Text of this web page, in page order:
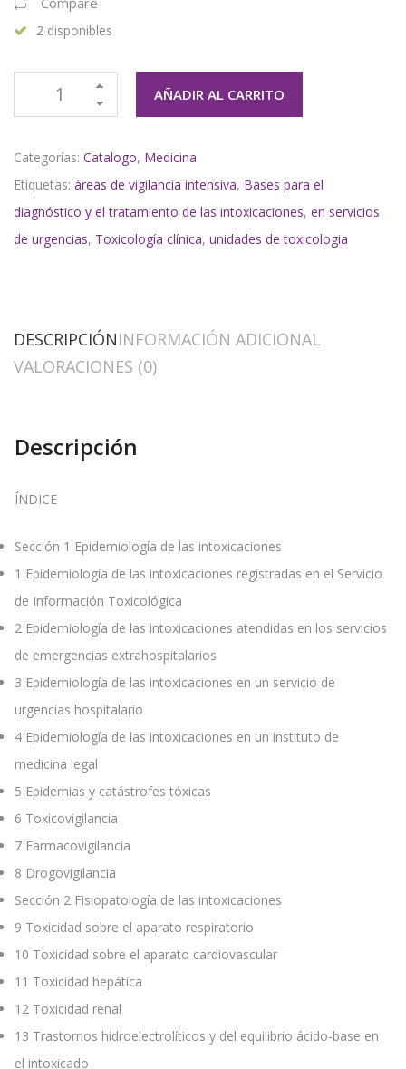
2 disponibles
AÑADIR AL CARRITO
Categorías: Catalogo, Medicina
Etiquetas: áreas de vigilancia intensiva, Bases para el
diagnóstico y el tratamiento de las intoxicaciones, en servicios
de urgencias, Toxicología clínica, unidades de toxicologia
DESCRIPCIÓNINFORMACIÓN ADICIONAL
VALORACIONES (0)
Descripción
ÍNDICE
Sección 1 Epidemiología de las intoxicaciones
1 Epidemiología de las intoxicaciones registradas en el Servicio
de Información Toxicológica
2 Epidemiología de las intoxicaciones atendidas en los servicios
de emergencias extrahospitalarios
3 Epidemiología de las intoxicaciones en un servicio de
urgencias hospitalario
4 Epidemiología de las intoxicaciones en un instituto de
medicina legal
5 Epidemias y catástrofes tóxicas
6 Toxicovigilancia
7 Farmacovigilancia
8 Drogovigilancia
Sección 2 Fisiopatología de las intoxicaciones
9 Toxicidad sobre el aparato respiratorio
10 Toxicidad sobre el aparato cardiovascular
11 Toxicidad hepática
12 Toxicidad renal
13 Trastornos hidroelectrolíticos y del equilibrio ácido-base en
el intoxicado